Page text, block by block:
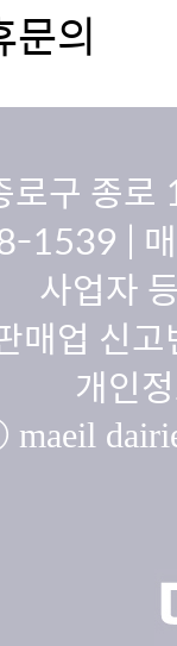
의
로구 종
1539 |
사업자
매업 신
개인